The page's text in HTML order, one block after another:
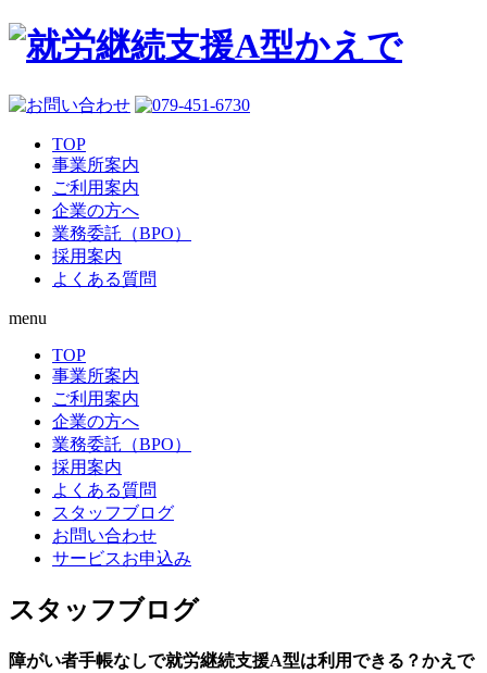
TOP
事業所案内
ご利用案内
企業の方へ
業務委託（BPO）
採用案内
よくある質問
menu
TOP
事業所案内
ご利用案内
企業の方へ
業務委託（BPO）
採用案内
よくある質問
スタッフブログ
お問い合わせ
サービスお申込み
スタッフブログ
障がい者手帳なしで就労継続支援A型は利用できる？かえで